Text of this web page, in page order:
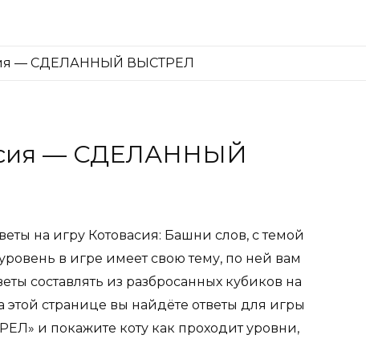
— СДЕЛАННЫЙ ВЫСТРЕЛ
— СДЕЛАННЫЙ
на игру Котовасия: Башни слов, с темой
в игре имеет свою тему, по ней вам
составлять из разбросанных кубиков на
этой странице вы найдёте ответы для игры
и покажите коту как проходит уровни,